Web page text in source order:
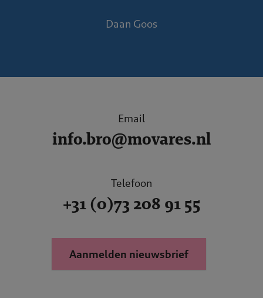
Daan Goos
Email
info.bro@movares.nl
Telefoon
+31 (0)73 208 91 55
Aanmelden nieuwsbrief